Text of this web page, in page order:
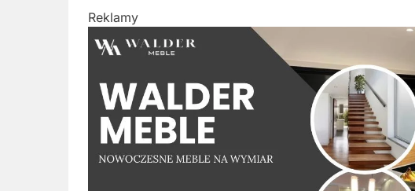
Reklamy